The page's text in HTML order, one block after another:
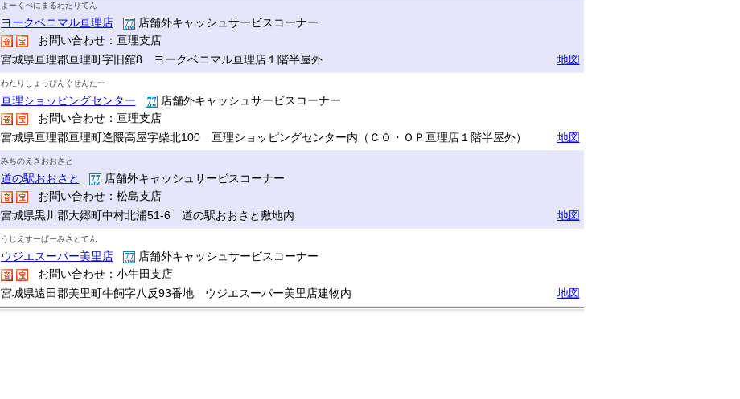
よーくべにまるわたりてん
ヨークベニマル亘理店
店舗外キャッシュサービスコーナー
お問い合わせ：亘理支店
宮城県亘理郡亘理町字旧舘8 ヨークベニマル亘理店１階半屋外
地図
わたりしょっぴんぐせんたー
亘理ショッピングセンター
店舗外キャッシュサービスコーナー
お問い合わせ：亘理支店
宮城県亘理郡亘理町逢隈高屋字柴北100 亘理ショッピングセンター内（ＣＯ・ＯＰ亘理店１階半屋外）
地図
みちのえきおおさと
道の駅おおさと
店舗外キャッシュサービスコーナー
お問い合わせ：松島支店
宮城県黒川郡大郷町中村北浦51-6 道の駅おおさと敷地内
地図
うじえすーぱーみさとてん
ウジエスーパー美里店
店舗外キャッシュサービスコーナー
お問い合わせ：小牛田支店
宮城県遠田郡美里町牛飼字八反93番地 ウジエスーパー美里店建物内
地図